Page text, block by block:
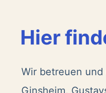
Hier
Wir betreuen
Ginsheim,